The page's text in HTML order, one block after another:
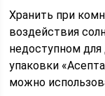
Хранить при
воздействия
недоступном
упаковки
можно